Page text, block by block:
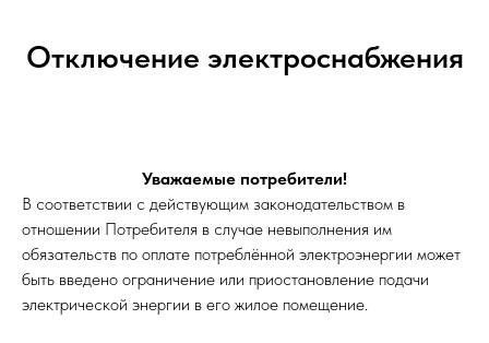
Отключение электроснабжения
Уважаемые потребители!
В соответствии с действующим законодательством в
отношении Потребителя в случае невыполнения им
обязательств по оплате потреблённой электроэнергии может
быть введено ограничение или приостановление подачи
электрической энергии в его жилое помещение.